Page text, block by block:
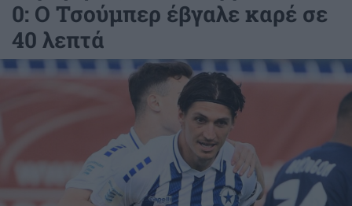
0: Ο Τσούμπερ έβγαλε καρέ σε
40 λεπτά